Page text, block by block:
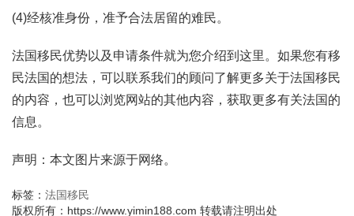
(4)经核准身份，准予合法居留的难民。
法国移民优势以及申请条件就为您介绍到这里。如果您有移
民法国的想法，可以联系我们的顾问了解更多关于法国移民
的内容，也可以浏览网站的其他内容，获取更多有关法国的
信息。
声明：本文图片来源于网络。
标签： 法国移民
版权所有：https://www.yimin188.com 转载请注明出处